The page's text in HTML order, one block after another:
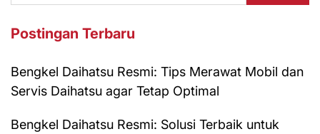
Postingan Terbaru
Bengkel Daihatsu Resmi: Tips Merawat Mobil dan
Servis Daihatsu agar Tetap Optimal
Bengkel Daihatsu Resmi: Solusi Terbaik untuk